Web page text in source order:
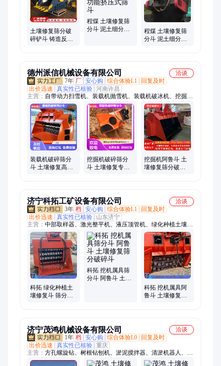
液压破拆工具组、等离子切割机、相贯线切割机、激光切割机
土壤修复筛分破
碎铲斗 铸造反击
程煤 土壤修复筛
分斗 泥土细分挖
程煤 土壤修复筛
分斗 泥土细分挖
德州派信机械设备有限公司
洽谈
7年 厂 安心购 综合体验L1
回复及时
出价迅速
真实性已核验 河南许昌
主营： 自带动力扫雪机、装载机抛雪机、装载机破冰机、挖掘机
破碎斗、挖掘机筛分斗、钻裂一体机、挖掘机岩石锯、挖掘机开
沟机、挖改钻机、岩石劈裂机、非固化喷涂机、挖掘机电杆夹、
挖掘机碎草机、护栏清洗机、挖掘机碎木机、挖掘机抱夹锯、淤
泥固化搅拌头、挖掘机滚筒夯、挖掘机旋耕机、螺旋方孔钻机、
岩石劈裂棒、车载式推雪铲、高速公路绿篱修剪机、车载式扫雪
机、马路吹风机
装载机破碎筛分
斗 土壤修复高效
挖掘机破碎筛分
斗 土壤修复专用
挖掘机阿鲁斗 土
壤修复筛分破碎
济宁科拓工矿设备有限公司
洽谈
3年 档 安心购 综合体验L1
回复及时
出价迅速
真实性已核验
山东济宁
主营： 中部取样器、激光整平机、液压顶管机、绿化种植土壤修
复斗、柴油防汛泵车、隧道凿毛机、车载式马路吹风机、水下清
淤机器人、玻璃安装机械手、扫雪机、推雪铲、扫雪滚刷、全自
动升降柱、船式洗车槽、履带绳锯机、电动出土车、电动绳锯
机、短管置换、内壁喷涂机器人、箱式喷砂机、手持式喷砂机、
全自动锚索锚具切割机、智能张拉设备、智能压浆台车、龙门压
力机、玻璃机械手
科拓 绿化种植土
壤修复斗 筛分砂
科拓 挖机属具筛
分斗 阿鲁斗 土壤
科拓 挖机属具阿
鲁斗 土壤修复筛
济宁茂鸿机械设备有限公司
洽谈
1年 档 安心购 综合体验L0
回复及时
出价迅速
真实性已核验 重庆
主营： 方孔螺旋钻、树根钻刨机、淤泥搅拌器、清淤机器人、激
光整平机、电动铲车、甘蔗收获机、液压拔管机、液压顶管机